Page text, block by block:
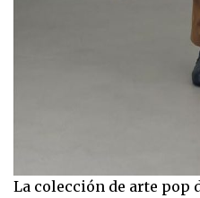
La colección de arte pop